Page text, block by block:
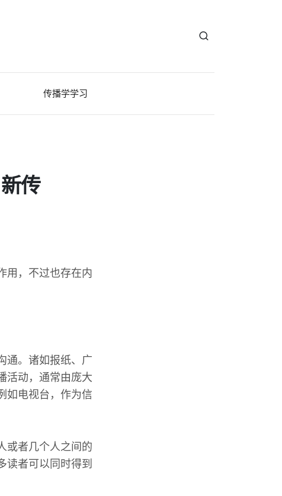
传播学学习
传
用，不过也存在内
通。诸如报纸、广
活动，通常由庞大
如电视台，作为信
或者几个人之间的
读者可以同时得到